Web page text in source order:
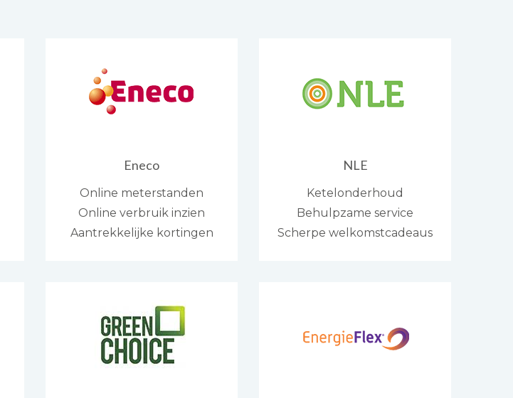
Eneco
Online meterstanden
Online verbruik inzien
Aantrekkelijke kortingen
NLE
Ketelonderhoud
Behulpzame service
Scherpe welkomstcadeaus